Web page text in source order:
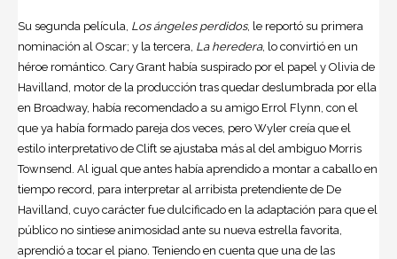
Su segunda película, Los ángeles perdidos, le reportó su primera
nominación al Oscar; y la tercera, La heredera, lo convirtió en un
héroe romántico. Cary Grant había suspirado por el papel y Olivia de
Havilland, motor de la producción tras quedar deslumbrada por ella
en Broadway, había recomendado a su amigo Errol Flynn, con el
que ya había formado pareja dos veces, pero Wyler creía que el
estilo interpretativo de Clift se ajustaba más al del ambiguo Morris
Townsend. Al igual que antes había aprendido a montar a caballo en
tiempo record, para interpretar al arribista pretendiente de De
Havilland, cuyo carácter fue dulcificado en la adaptación para que el
público no sintiese animosidad ante su nueva estrella favorita,
aprendió a tocar el piano. Teniendo en cuenta que una de las